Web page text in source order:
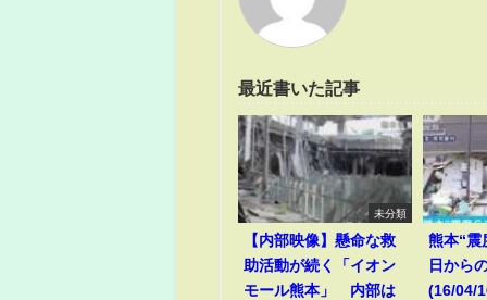
最近書いた記事
未分類
【内部映像】懸命な救
助活動が続く「イオン
モール熊本」 内部は
熊本“
日から
(16/04/